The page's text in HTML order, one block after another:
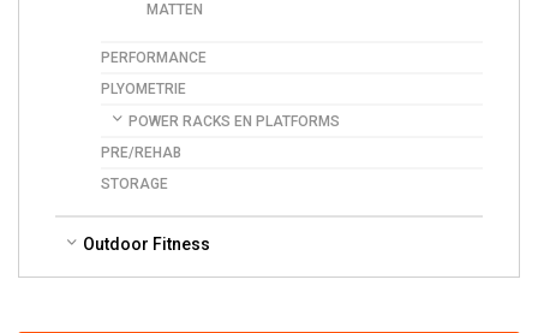
MATTEN
PERFORMANCE
PLYOMETRIE
POWER RACKS EN PLATFORMS
PRE/REHAB
STORAGE
Outdoor Fitness